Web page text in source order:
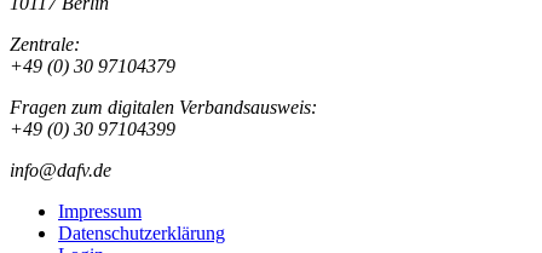
Zentrale:
+49 (0) 30 97104379
Fragen zum digitalen Verbandsausweis:
+49 (0) 30 97104399
info@dafv.de
Impressum
Datenschutzerklärung